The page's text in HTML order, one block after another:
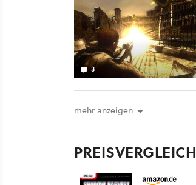
3
mehr anzeigen
PREISVERGLEICH